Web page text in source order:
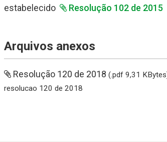
estabelecido
Resolução 102 de 2015
Arquivos anexos
Resolução 120 de 2018 (.pdf 9,31
resolucao 120 de 2018